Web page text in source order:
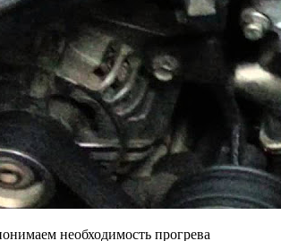
необходимость прогрева